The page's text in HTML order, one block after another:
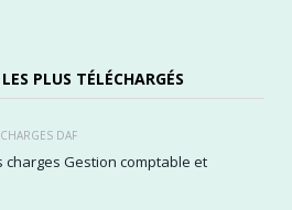
PLUS TÉLÉCHARGÉS
DAF
charges Gestion comptable et